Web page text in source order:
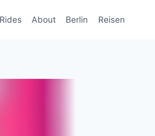
About Berlin Reisen